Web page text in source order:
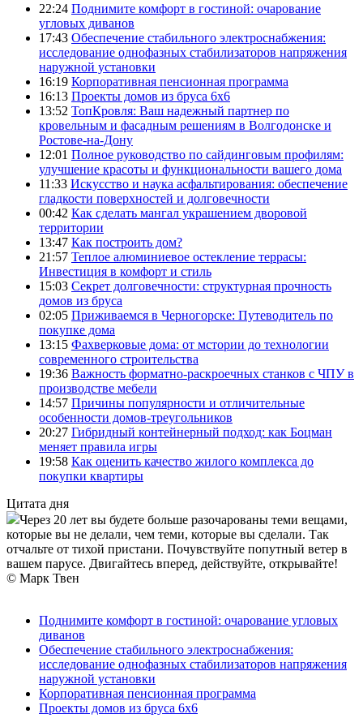
22:24 Поднимите комфорт в гостиной: очарование
угловых диванов
17:43 Обеспечение стабильного электроснабжения:
исследование однофазных стабилизаторов напряжения
наружной установки
16:19 Корпоративная пенсионная программа
16:13 Проекты домов из бруса 6х6
13:52 ТопКровля: Ваш надежный партнер по
кровельным и фасадным решениям в Волгодонске и
Ростове-на-Дону
12:01 Полное руководство по сайдинговым профилям:
улучшение красоты и функциональности вашего дома
11:33 Искусство и наука асфальтирования: обеспечение
гладкости поверхностей и долговечности
00:42 Как сделать мангал украшением дворовой
территории
13:47 Как построить дом?
21:57 Теплое алюминиевое остекление террасы:
Инвестиция в комфорт и стиль
15:03 Секрет долговечности: структурная прочность
домов из бруса
02:05 Приживаемся в Черногорске: Путеводитель по
покупке дома
13:15 Фахверковые дома: от мстории до технологии
современного строительства
19:36 Важность форматно-раскроечных станков с ЧПУ в
производстве мебели
14:57 Причины популярности и отличительные
особенности домов-треугольников
20:27 Гибридный контейнерный подход: как Боцман
меняет правила игры
19:58 Как оценить качество жилого комплекса до
покупки квартиры
Цитата дня
Через 20 лет вы будете больше разочарованы теми вещами,
которые вы не делали, чем теми, которые вы сделали. Так
отчальте от тихой пристани. Почувствуйте попутный ветер в
вашем парусе. Двигайтесь вперед, действуйте, открывайте!
© Марк Твен
Поднимите комфорт в гостиной: очарование угловых
диванов
Обеспечение стабильного электроснабжения:
исследование однофазных стабилизаторов напряжения
наружной установки
Корпоративная пенсионная программа
Проекты домов из бруса 6х6